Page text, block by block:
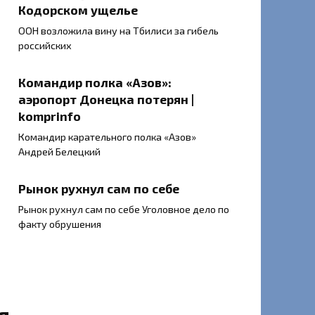
Кодорском ущелье
ООН возложила вину на Тбилиси за гибель
российских
Командир полка «Азов»:
аэропорт Донецка потерян |
komprinfo
Командир карательного полка «Азов»
Андрей Белецкий
Рынок рухнул сам по себе
Рынок рухнул сам по себе Уголовное дело по
факту обрушения